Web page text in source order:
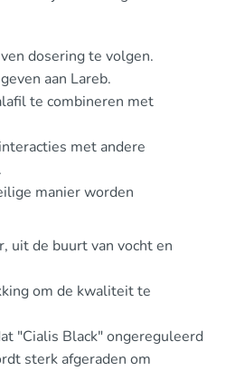
dosering te volgen.
aan Lareb.
te combineren met
met andere
manier worden
uit de buurt van vocht en
om de kwaliteit te
"Cialis Black" ongereguleerd
sterk afgeraden om